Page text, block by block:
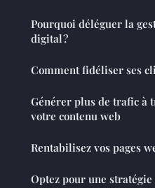
Pourquoi déléguer la
digital ?
Comment fidéliser ses
Générer plus de trafic à
votre contenu web
Rentabilisez vos pages
Optez pour une